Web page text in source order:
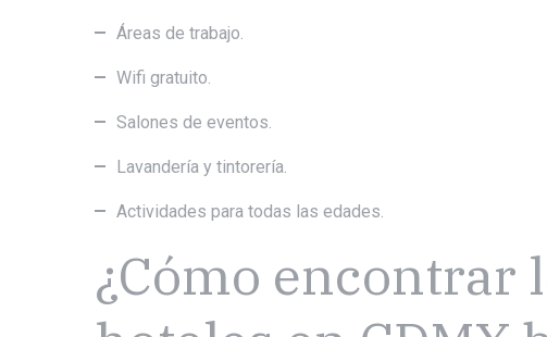
Áreas de trabajo.
Wifi gratuito.
Salones de eventos.
Lavandería y tintorería.
Actividades para todas las edades.
¿Cómo encontrar